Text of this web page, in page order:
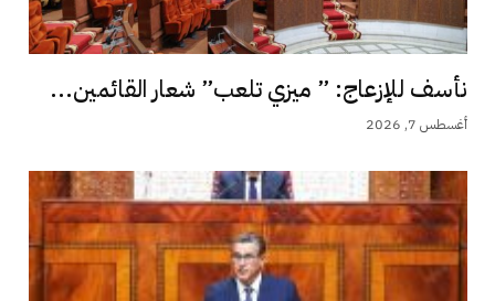
نأسف للإزعاج: ” ميزي تلعب” شعار القائمين...
أغسطس 7, 2026